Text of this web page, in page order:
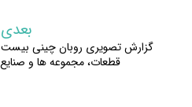
بعدی
گزارش تصویری روبان چینی
قطعات، مجموعه ها و صنایع